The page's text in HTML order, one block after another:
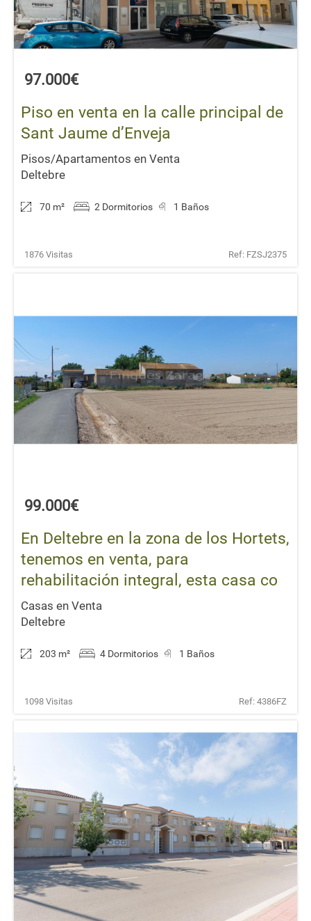
97.000€
Piso en venta en la calle principal de
Sant Jaume d’Enveja
Pisos/Apartamentos en Venta
Deltebre
70 m² 2 Dormitorios 1 Baños
1876 Visitas Ref: FZSJ2375
99.000€
En Deltebre en la zona de los Hortets,
tenemos en venta, para
rehabilitación integral, esta casa co
Casas en Venta
Deltebre
203 m² 4 Dormitorios 1 Baños
1098 Visitas Ref: 4386FZ